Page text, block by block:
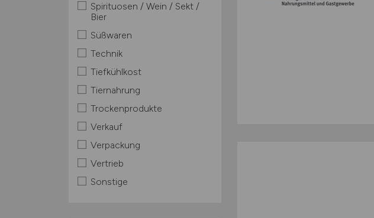
Spirituosen / Wein / Sekt /
Bier
Süßwaren
Technik
Tiefkühlkost
Tiernahrung
Trockenprodukte
Verkauf
Verpackung
Vertrieb
Sonstige